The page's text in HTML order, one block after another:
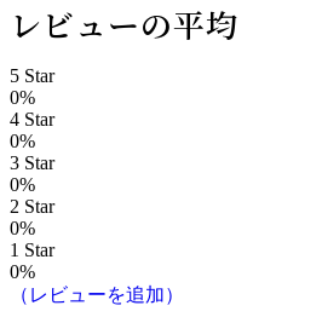
ビ
ゲ
ー
シ
ョ
ン
レビューの平均
5 Star
0%
4 Star
0%
3 Star
0%
2 Star
0%
1 Star
0%
（レビューを追加）